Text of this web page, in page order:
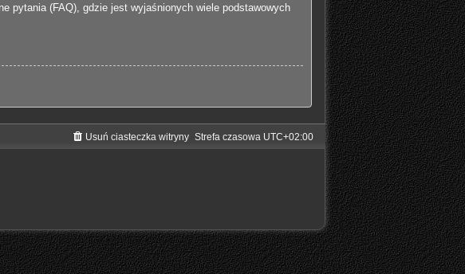
pytania (FAQ), gdzie jest wyjaśnionych wiele podstawowych
Strefa czasowa UTC+02:00
Usuń ciasteczka witryny